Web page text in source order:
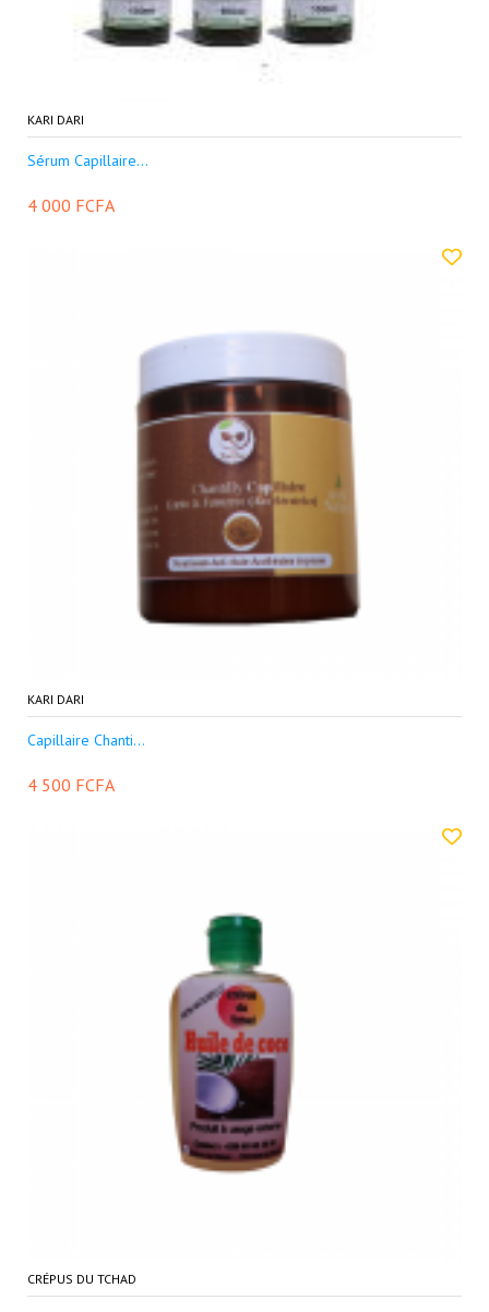
KARI DARI
Sérum Capillaire...
4 000 FCFA
KARI DARI
Capillaire Chanti...
4 500 FCFA
CRÉPUS DU TCHAD